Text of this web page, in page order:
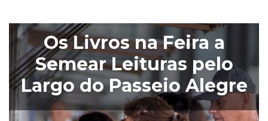
Fotógrafo
do
Acaso
Luas
e
Os Livros na Feira a
Semear Leituras pelo
Largo do Passeio Alegre